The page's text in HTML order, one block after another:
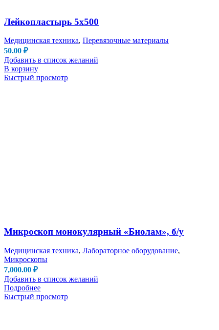
Лейкопластырь 5х500
Медицинская техника, Перевязочные материалы
50.00 ₽
Добавить в список желаний
В корзину
Быстрый просмотр
Микроскоп монокулярный «Биолам», б/у
Медицинская техника, Лабораторное оборудование,
Микроскопы
7,000.00 ₽
Добавить в список желаний
Подробнее
Быстрый просмотр